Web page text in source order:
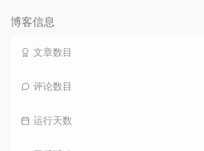
博客信息
文章数目
评论数目
运行天数